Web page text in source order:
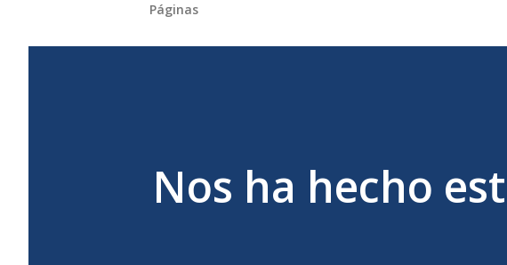
Páginas
Nos ha hecho